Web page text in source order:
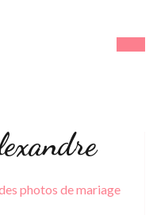
photos de mariage